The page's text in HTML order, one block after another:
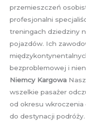
przemieszczeń
profesjonalni
treningach dziedziny
pojazdów. Ich
bezproblemowej i
Niemcy Kargowa
wszelkie pasażer
od okresu wkroczenia
do destynacji podróży.